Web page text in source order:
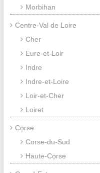
Morbihan
Centre-Val de Loire
Cher
Eure-et-Loir
Indre
Indre-et-Loire
Loir-et-Cher
Loiret
Corse
Corse-du-Sud
Haute-Corse